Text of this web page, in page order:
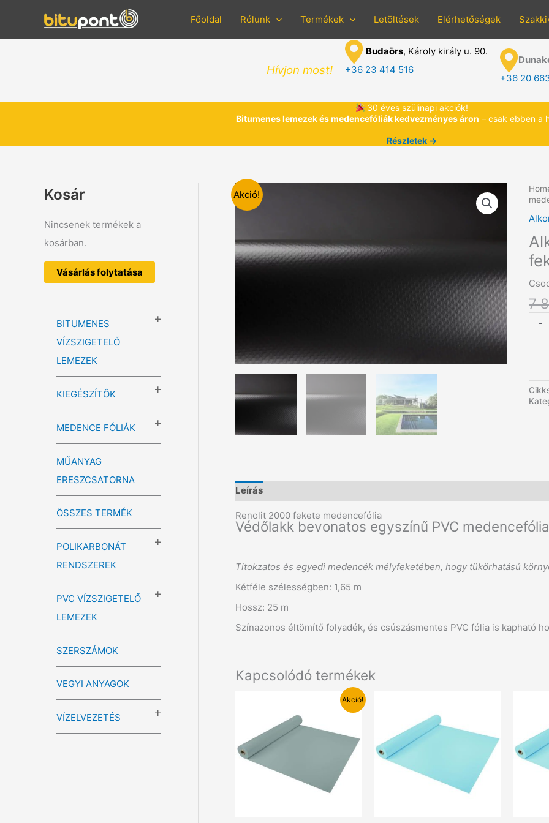
Főoldal Rólunk Termékek Letöltések Elérhetőségek
Hívjon most!
Budaörs, Károly király u. 90.
+36 23 414 516
+36 20
30 éves szülinapi akciók!
Bitumenes lemezek és medencefóliák kedvezményes áron – csak ebben a
Részletek →
Kosár
Nincsenek termékek a
kosárban.
Vásárlás folytatása
BITUMENES
VÍZSZIGETELŐ
LEMEZEK
KIEGÉSZÍTŐK
MEDENCE FÓLIÁK
MŰANYAG
ERESZCSATORNA
ÖSSZES TERMÉK
POLIKARBONÁT
RENDSZEREK
PVC VÍZSZIGETELŐ
LEMEZEK
SZERSZÁMOK
VEGYI ANYAGOK
VÍZELVEZETÉS
Akció!
7
-
2000
Leírás
Renolit 2000 fekete medencefólia
Védőlakk bevonatos egyszínű PVC
Titokzatos és egyedi medencék mélyfeketében, hogy tükörhatású
Kétféle szélességben: 1,65 m
Hossz: 25 m
Színazonos éltömítő folyadék, és csúszásmentes PVC fólia is kapható
Kapcsolódó termékek
Akció!